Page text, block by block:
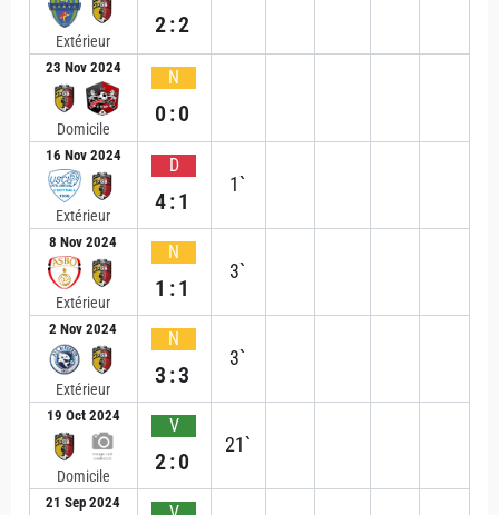
Extérieur
2:2
23 Nov 2024
Domicile
N
0:0
16 Nov 2024
Extérieur
D
4:1
1`
8 Nov 2024
Extérieur
N
1:1
3`
2 Nov 2024
Extérieur
N
3:3
3`
19 Oct 2024
Domicile
V
2:0
21`
21 Sep 2024